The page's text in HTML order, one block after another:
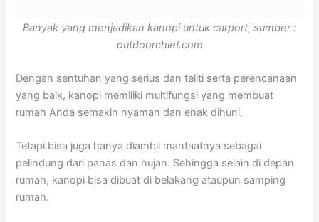
Banyak yang menjadikan kanopi untuk carport, sumber :
outdoorchief.com
Dengan sentuhan yang serius dan teliti serta perencanaan
yang baik, kanopi memiliki multifungsi yang membuat
rumah Anda semakin nyaman dan enak dihuni.
Tetapi bisa juga hanya diambil manfaatnya sebagai
pelindung dari panas dan hujan. Sehingga selain di depan
rumah, kanopi bisa dibuat di belakang ataupun samping
rumah.